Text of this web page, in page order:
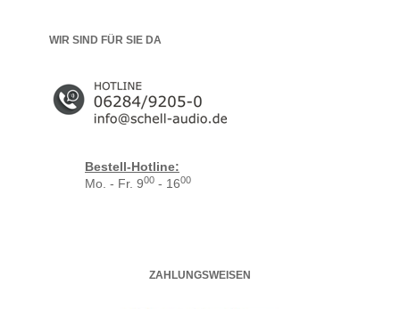
WIR SIND FÜR SIE DA
Bestell-Hotline:
Mo. - Fr. 900 - 1600
ZAHLUNGSWEISEN